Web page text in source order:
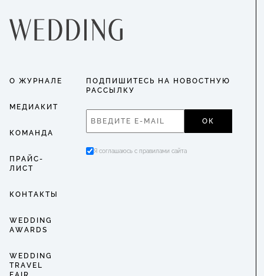
О ЖУРНАЛЕ
МЕДИАКИТ
КОМАНДА
ПРАЙС-
ЛИСТ
КОНТАКТЫ
WEDDING
AWARDS
WEDDING
TRAVEL
ПОДПИШИТЕСЬ НА НОВОСТНУЮ
РАССЫЛКУ
ОК
Я соглашаюсь с правилами сайта